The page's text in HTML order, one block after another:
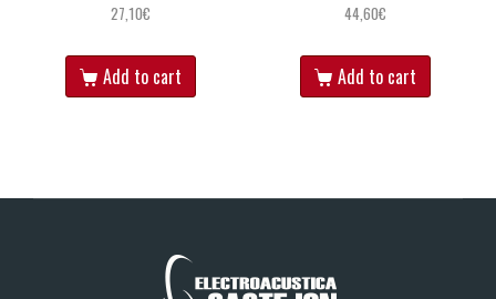
27,10€
Add to cart
44,60€
Add to cart